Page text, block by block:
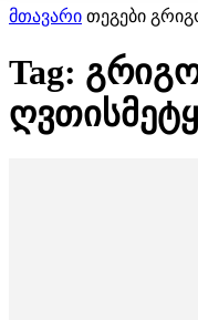
მთავარი თეგები
Tag: